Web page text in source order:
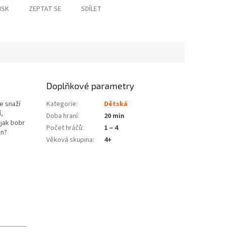
ZEPTAT SE SDÍLET
snaží
bobr
Doplňkové parametry
Kategorie:
Dětská
Doba hraní:
20 min
Počet hráčů:
1 – 4
Věková skupina: 4+